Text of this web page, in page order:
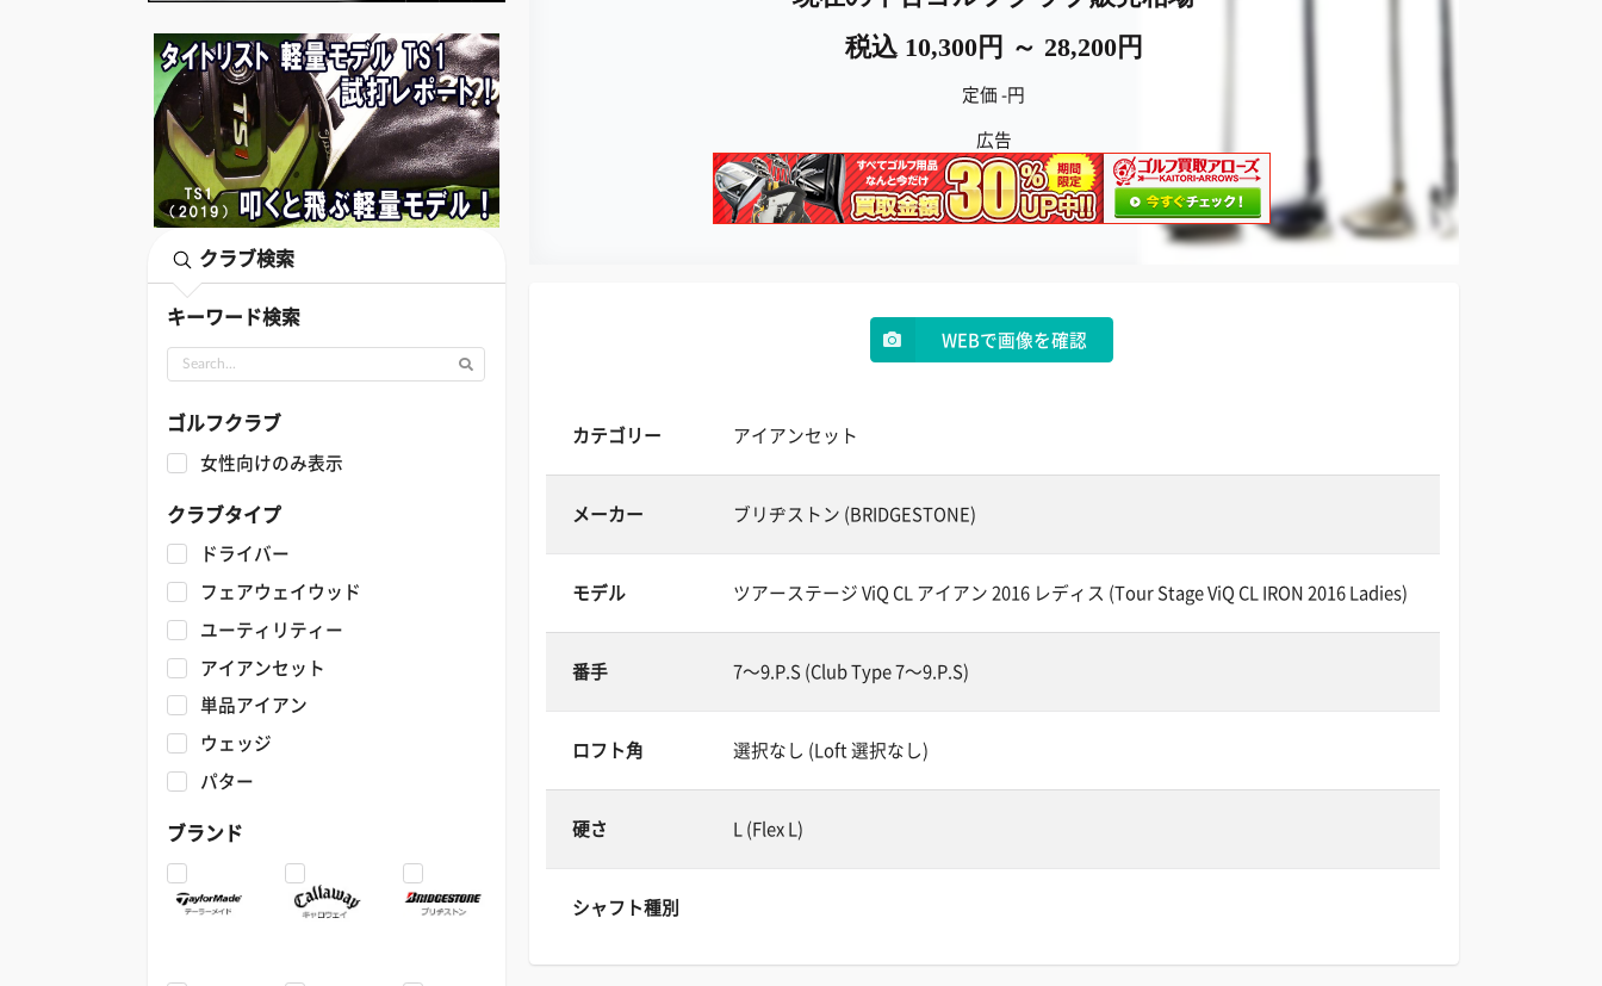
クラブ検索
キーワード検索
ゴルフクラブ
女性向けのみ表示
クラブタイプ
ドライバー
フェアウェイウッド
ユーティリティー
アイアンセット
単品アイアン
ウェッジ
パター
ブランド
税込 10,300円 ～ 28,200円
定価 -円
広告
WEBで画像を確認
カテゴリー アイアンセット
メーカー ブリヂストン (BRIDGESTONE)
モデル ツアーステージ ViQ CL アイアン 2016 レディス (Tour Stage ViQ CL IRON 2016 Ladies)
番手 7～9.P.S (Club Type 7～9.P.S)
ロフト角 選択なし (Loft 選択なし)
硬さ L (Flex L)
シャフト種別